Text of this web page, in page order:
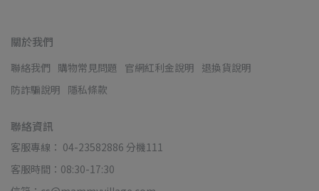
關於我們
聯絡我們 購物常見問題 官網紅利金說明 退換貨說明
防詐騙說明 隱私條款
聯絡資訊
客服專線： 04-23582886 分機111
客服時間：08:30-17:30